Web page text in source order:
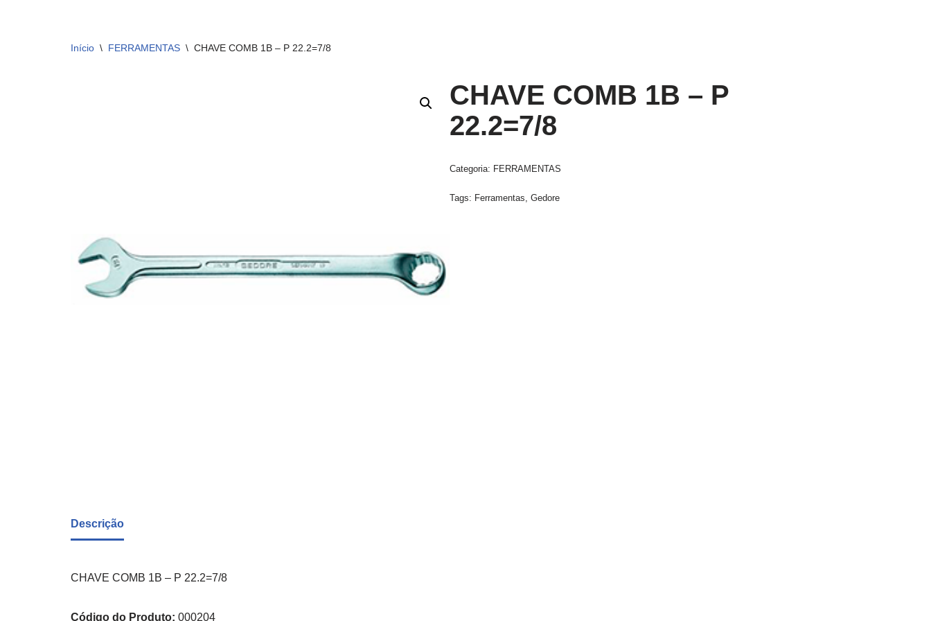
Início \ FERRAMENTAS \ CHAVE COMB 1B – P 22.2=7/8
CHAVE COMB 1B – P
22.2=7/8
Categoria: FERRAMENTAS
Tags: Ferramentas ,Gedore
Descrição
CHAVE COMB 1B – P 22.2=7/8
Código do Produto: 000204